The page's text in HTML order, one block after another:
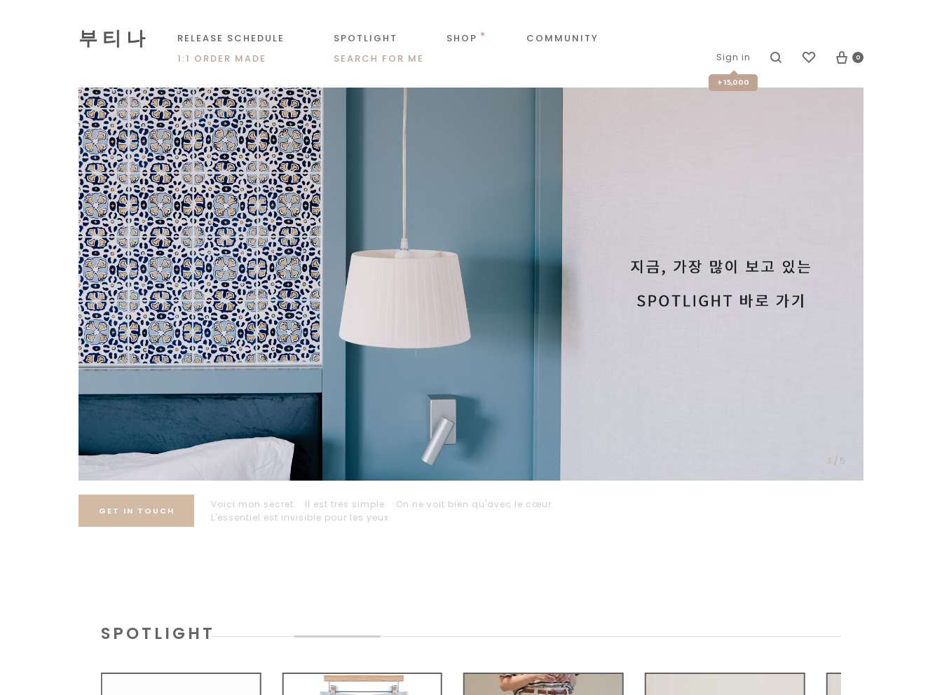
부 티 나 RELEASE SCHEDULE SPOTLIGHT SHOP
COMMUNITY
1:1 ORDER MADE
SEARCH FOR ME Sign in
+ 15,000
0
3 / 5
GET IN TOUCH
Voici mon secret. Il est tres simple. On ne voit bien qu'avec le cœur.
L'essentiel est invisible pour les yeux.
SPOTLIGHT